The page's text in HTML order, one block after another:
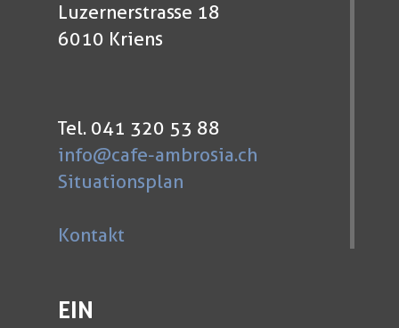
Luzernerstrasse 18
6010 Kriens
Tel. 041 320 53 88
info@cafe-ambrosia.ch
Situationsplan
Kontakt
EIN